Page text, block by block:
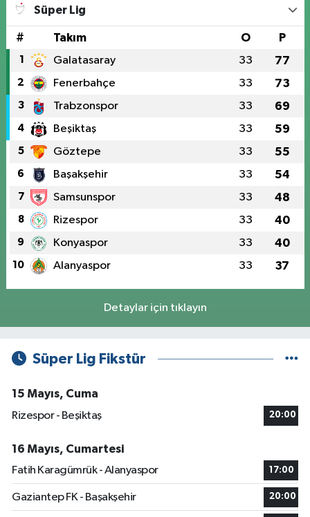
Süper Lig
# Takım O P
1 Galatasaray 33 77
2 Fenerbahçe 33 73
3 Trabzonspor 33 69
4 Beşiktaş 33 59
5 Göztepe 33 55
6 Başakşehir 33 54
7 Samsunspor 33 48
8 Rizespor 33 40
9 Konyaspor 33 40
10 Alanyaspor 33 37
Detaylar için tıklayın
Süper Lig Fikstür
15 Mayıs, Cuma
Rizespor - Beşiktaş
20:00
16 Mayıs, Cumartesi
Fatih Karagümrük - Alanyaspor
17:00
Gaziantep FK - Başakşehir 20:00